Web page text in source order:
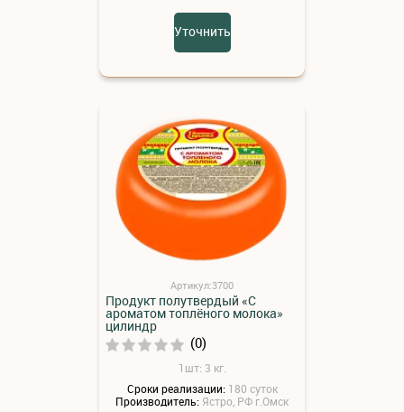
Уточнить
Артикул:3700
Продукт полутвердый «С
ароматом топлёного молока»
цилиндр
(0)
1шт: 3 кг.
Сроки реализации: 180 суток
Производитель: Ястро, РФ г.Омск